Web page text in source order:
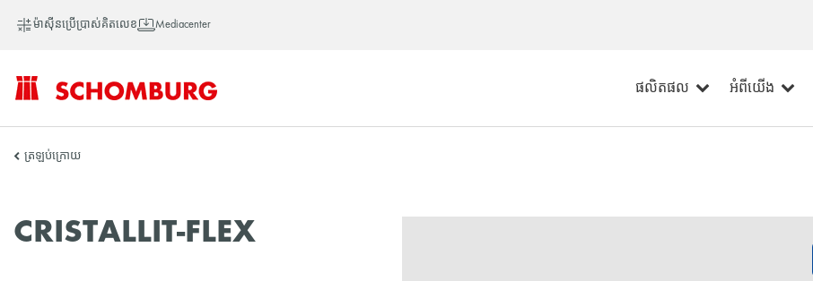
ម៉ាស៊ីនប្រើប្រាស់គិតលេខ Mediacenter
SCHOMBURG
ផលិតផល អំពីយើង
ត្រឡប់ក្រោយ
CRISTALLIT-FLEX